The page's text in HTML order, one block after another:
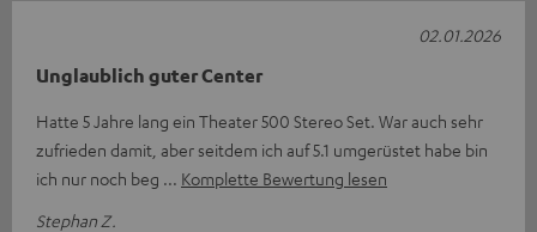
Unglaublich guter Center
Hatte 5 Jahre lang ein Theater 500 Stereo Set. War auch sehr
zufrieden damit, aber seitdem ich auf 5.1 umgerüstet habe bin
ich nur noch beg
Komplette Bewertung lesen
Stephan Z.
02.01.2026